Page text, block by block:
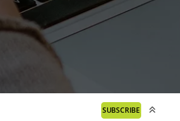
SUBSCRIBE